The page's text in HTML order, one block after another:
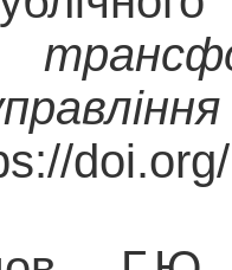
doi.org/